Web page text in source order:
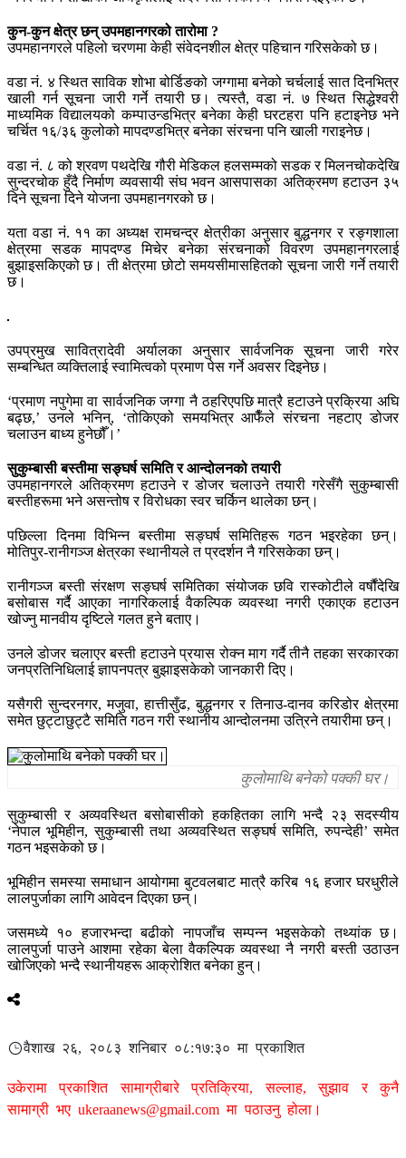
कुन-कुन क्षेत्र छन् उपमहानगरको तारोमा ?
उपमहानगरले पहिलो चरणमा केही संवेदनशील क्षेत्र पहिचान गरिसकेको छ।
वडा नं. ४ स्थित साविक शोभा बोर्डिङको जग्गामा बनेको चर्चलाई सात दिनभित्र
खाली गर्न सूचना जारी गर्ने तयारी छ। त्यस्तै, वडा नं. ७ स्थित सिद्धेश्वरी
माध्यमिक विद्यालयको कम्पाउन्डभित्र बनेका केही घरटहरा पनि हटाइनेछ भने
चर्चित १६/३६ कुलोको मापदण्डभित्र बनेका संरचना पनि खाली गराइनेछ।
वडा नं. ८ को श्रवण पथदेखि गौरी मेडिकल हलसम्मको सडक र मिलनचोकदेखि
सुन्दरचोक हुँदै निर्माण व्यवसायी संघ भवन आसपासका अतिक्रमण हटाउन ३५
दिने सूचना दिने योजना उपमहानगरको छ।
यता वडा नं. ११ का अध्यक्ष रामचन्द्र क्षेत्रीका अनुसार बुद्धनगर र रङ्गशाला
क्षेत्रमा सडक मापदण्ड मिचेर बनेका संरचनाको विवरण उपमहानगरलाई
बुझाइसकिएको छ। ती क्षेत्रमा छोटो समयसीमासहितको सूचना जारी गर्ने तयारी
छ।
उपप्रमुख सावित्रादेवी अर्यालका अनुसार सार्वजनिक सूचना जारी गरेर
सम्बन्धित व्यक्तिलाई स्वामित्वको प्रमाण पेस गर्ने अवसर दिइनेछ।
‘प्रमाण नपुगेमा वा सार्वजनिक जग्गा नै ठहरिएपछि मात्रै हटाउने प्रक्रिया अघि
बढ्छ,’ उनले भनिन्, ‘तोकिएको समयभित्र आफैँले संरचना नहटाए डोजर
चलाउन बाध्य हुनेछौँ।’
सुकुम्बासी बस्तीमा सङ्घर्ष समिति र आन्दोलनको तयारी
उपमहानगरले अतिक्रमण हटाउने र डोजर चलाउने तयारी गरेसँगै सुकुम्बासी
बस्तीहरूमा भने असन्तोष र विरोधका स्वर चर्किन थालेका छन्।
पछिल्ला दिनमा विभिन्न बस्तीमा सङ्घर्ष समितिहरू गठन भइरहेका छन्।
मोतिपुर-रानीगञ्ज क्षेत्रका स्थानीयले त प्रदर्शन नै गरिसकेका छन्।
रानीगञ्ज बस्ती संरक्षण सङ्घर्ष समितिका संयोजक छवि रास्कोटीले वर्षौंदेखि
बसोबास गर्दै आएका नागरिकलाई वैकल्पिक व्यवस्था नगरी एकाएक हटाउन
खोज्नु मानवीय दृष्टिले गलत हुने बताए।
उनले डोजर चलाएर बस्ती हटाउने प्रयास रोक्न माग गर्दै तीनै तहका सरकारका
जनप्रतिनिधिलाई ज्ञापनपत्र बुझाइसकेको जानकारी दिए।
यसैगरी सुन्दरनगर, मजुवा, हात्तीसुँढ, बुद्धनगर र तिनाउ-दानव करिडोर क्षेत्रमा
समेत छुट्टाछुट्टै समिति गठन गरी स्थानीय आन्दोलनमा उत्रिने तयारीमा छन्।
कुलोमाथि बनेको पक्की घर।
सुकुम्बासी र अव्यवस्थित बसोबासीको हकहितका लागि भन्दै २३ सदस्यीय
‘नेपाल भूमिहीन, सुकुम्बासी तथा अव्यवस्थित सङ्घर्ष समिति, रुपन्देही’ समेत
गठन भइसकेको छ।
भूमिहीन समस्या समाधान आयोगमा बुटवलबाट मात्रै करिब १६ हजार घरधुरीले
लालपुर्जाका लागि आवेदन दिएका छन्।
जसमध्ये १० हजारभन्दा बढीको नापजाँच सम्पन्न भइसकेको तथ्यांक छ।
लालपुर्जा पाउने आशमा रहेका बेला वैकल्पिक व्यवस्था नै नगरी बस्ती उठाउन
खोजिएको भन्दै स्थानीयहरू आक्रोशित बनेका हुन्।
वैशाख २६, २०८३ शनिबार ०८:१७:३० मा प्रकाशित
उकेरामा प्रकाशित सामाग्रीबारे प्रतिक्रिया, सल्लाह, सुझाव र कुनै
सामाग्री भए ukeraanews@gmail.com मा पठाउनु होला।